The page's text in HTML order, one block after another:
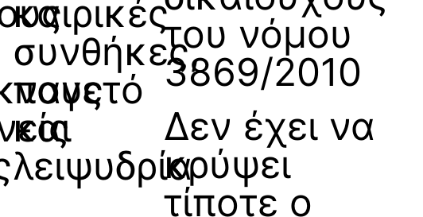
καιρικές
συνθήκες,
παγετό
και
λειψυδρία
του νόμου
3869/2010
Δεν έχει να
κρύψει
τίποτε ο